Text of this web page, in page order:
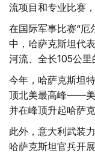
流项目和专业比赛
在国际军事比赛“厄
中，哈萨克斯坦代
河流、全长105公里
今年，哈萨克斯坦
顶北美最高峰——美
并在峰顶升起哈萨
此外，意大利武装
哈萨克斯坦官兵开